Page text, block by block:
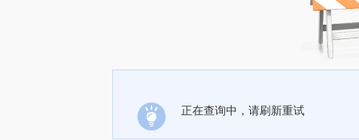
正在查询中，请刷新重试